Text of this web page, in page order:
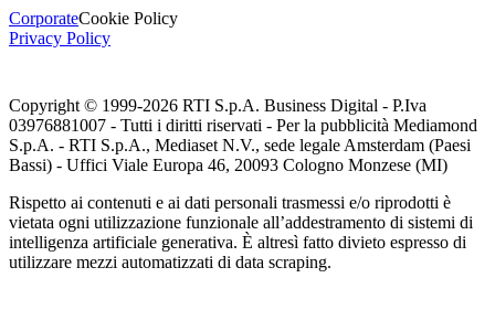
CorporateCookie Policy
Privacy Policy
Copyright © 1999-2026 RTI S.p.A. Business Digital - P.Iva
03976881007 - Tutti i diritti riservati - Per la pubblicità Mediamond
S.p.A. - RTI S.p.A., Mediaset N.V., sede legale Amsterdam (Paesi
Bassi) - Uffici Viale Europa 46, 20093 Cologno Monzese (MI)
Rispetto ai contenuti e ai dati personali trasmessi e/o riprodotti è
vietata ogni utilizzazione funzionale all’addestramento di sistemi di
intelligenza artificiale generativa. È altresì fatto divieto espresso di
utilizzare mezzi automatizzati di data scraping.